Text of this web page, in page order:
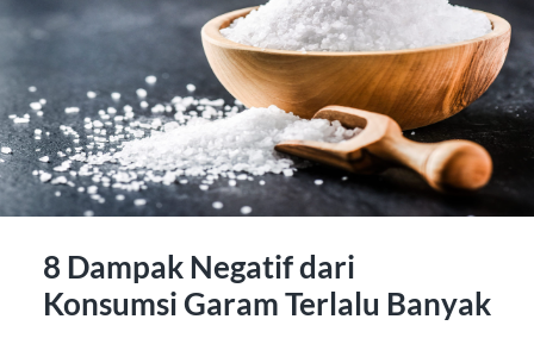
8 Dampak Negatif dari
Konsumsi Garam Terlalu Banyak